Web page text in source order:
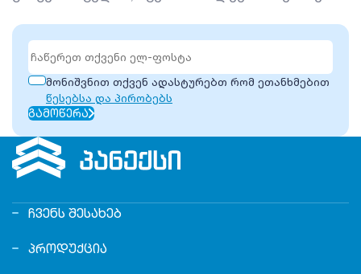
მონიშვნით თქვენ ადასტურებთ რომ ეთანხმებით
წესებსა და პირობებს
ᲒᲐᲛᲝᲬᲔᲠᲐ
ᲩᲕᲔᲜᲡ ᲨᲔᲡᲐᲮᲔᲑ
ᲞᲠᲝᲓᲣᲥᲪᲘᲐ